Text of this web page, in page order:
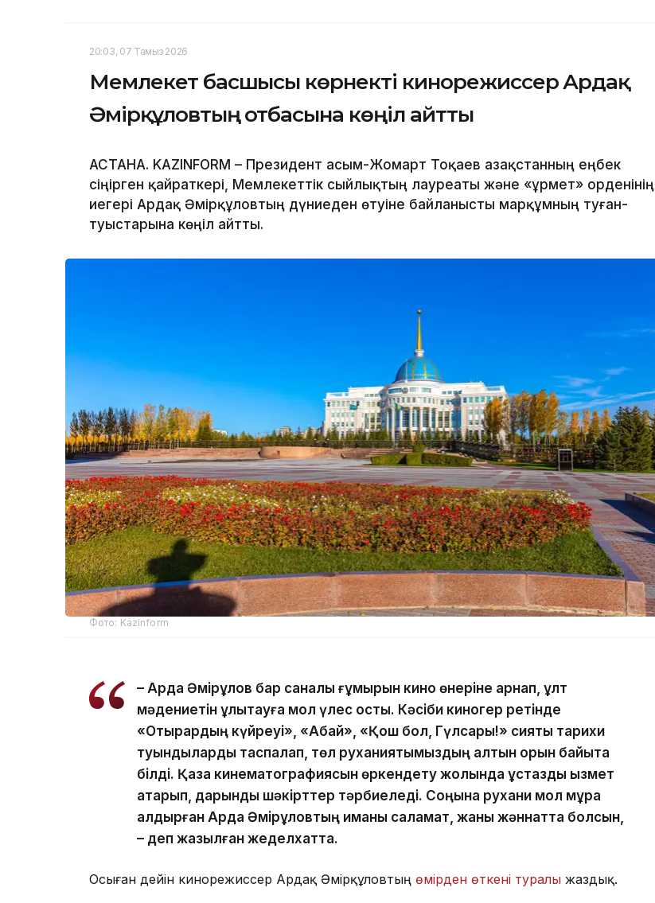
20:03, 07 Тамыз 2026
Мемлекет басшысы көрнекті кинорежиссер Ардақ
Әмірқұловтың отбасына көңіл айтты
АСТАНА. KAZINFORM – Президент Қасым-Жомарт Тоқаев Қазақстанның еңбек
сіңірген қайраткері, Мемлекеттік сыйлықтың лауреаты және «Құрмет» орденінің
иегері Ардақ Әмірқұловтың дүниеден өтуіне байланысты марқұмның туған-
туыстарына көңіл айтты.
Фото: Kazinform
– Ардақ Әмірқұлов бар саналы ғұмырын кино өнеріне арнап, ұлт
мәдениетін ұлықтауға мол үлес қосты. Кәсіби киногер ретінде
«Отырардың күйреуі», «Абай», «Қош бол, Гүлсары!» сияқты тарихи
туындыларды таспалап, төл руханиятымыздың алтын қорын байыта
білді. Қазақ кинематографиясын өркендету жолында ұстаздық қызмет
атқарып, дарынды шәкірттер тәрбиеледі. Соңына рухани мол мұра
қалдырған Ардақ Әмірқұловтың иманы саламат, жаны жәннатта болсын,
– деп жазылған жеделхатта.
Осыған дейін кинорежиссер Ардақ Әмірқұловтың өмірден өткені туралы жаздық.